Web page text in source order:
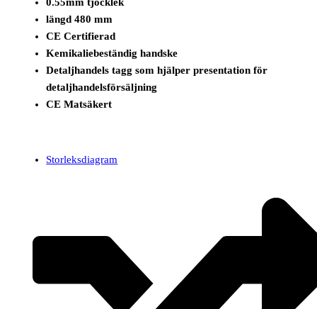
längd 480 mm
CE Certifierad
Kemikaliebeständig handske
Detaljhandels tagg som hjälper presentation för
detaljhandelsförsäljning
CE Matsäkert
Storleksdiagram